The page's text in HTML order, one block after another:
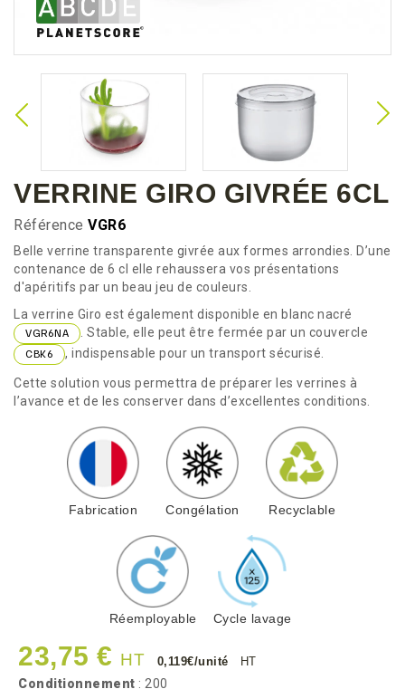
VERRINE GIRO GIVRÉE 6CL
Référence VGR6
Belle verrine transparente givrée aux formes arrondies. D’une
contenance de 6 cl elle rehaussera vos présentations
d'apéritifs par un beau jeu de couleurs.
La verrine Giro est également disponible en blanc nacré
VGR6NA . Stable, elle peut être fermée par un couvercle
CBK6 , indispensable pour un transport sécurisé.
Cette solution vous permettra de préparer les verrines à
l’avance et de les conserver dans d’excellentes conditions.
Fabrication Congélation Recyclable
Réemployable Cycle lavage
23,75 € HT 0,119€/unité HT
Conditionnement : 200